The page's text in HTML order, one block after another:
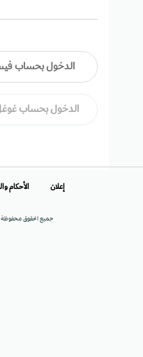
الدخول بحساب
الدخول بحساب
جميع الحقوق
إعلان الأحكام